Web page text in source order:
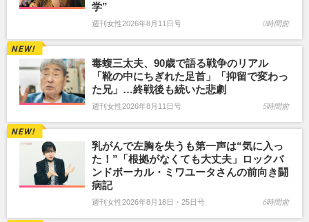
学”
週刊女性2026年8月11日号 0時間前
毒蝮三太夫、90歳で語る戦争のリアル
「靴の中にちぎれた足首」「抑留で変わっ
た兄」…終戦後も続いた悲劇
週刊女性2026年8月11日号 5時間前
乳がんで左胸を失うも第一声は“気に入っ
た！”「根拠がなくても大丈夫」ロックバ
ンドボーカル・ミワユータさんの前向き闘
病記
週刊女性2026年8月18日・25日号 6時間前